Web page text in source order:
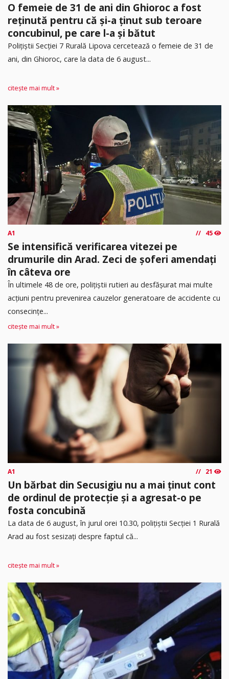
O femeie de 31 de ani din Ghioroc a fost
reținută pentru că și-a ținut sub teroare
concubinul, pe care l-a și bătut
​Polițiștii Secției 7 Rurală Lipova cercetează o femeie de 31 de
ani, din Ghioroc, care la data de 6 august...
citește mai mult »
A1 45
Se intensifică verificarea vitezei pe
drumurile din Arad. Zeci de șoferi amendați
în câteva ore
În ultimele 48 de ore, polițiștii rutieri au desfășurat mai multe
acțiuni pentru prevenirea cauzelor generatoare de accidente cu
consecințe...
citește mai mult »
A1 21
Un bărbat din Secusigiu nu a mai ținut cont
de ordinul de protecție și a agresat-o pe
fosta concubină
​La data de 6 august, în jurul orei 10.30, polițiștii Secției 1 Rurală
Arad au fost sesizați despre faptul că...
citește mai mult »